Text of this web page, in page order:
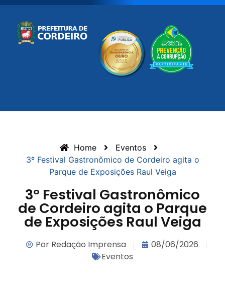
Home
Eventos
3º Festival Gastronômico de Cordeiro agita o
Parque de Exposições Raul Veiga
3º Festival Gastronômico
de Cordeiro agita o Parque
de Exposições Raul Veiga
Por Redação Imprensa
08/06/2026
Eventos